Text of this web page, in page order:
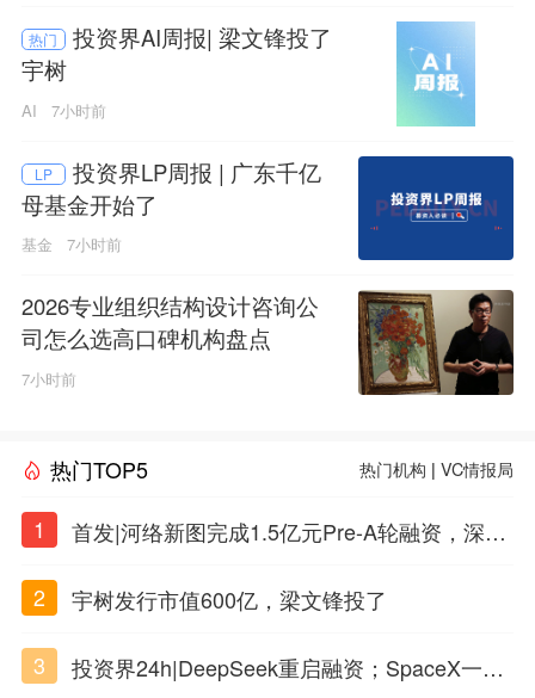
热门
投资界AI周报| 梁文锋投了
宇树
AI 7小时前
LP
投资界LP周报 | 广东千亿
母基金开始了
基金 7小时前
2026专业组织结构设计咨询公
司怎么选高口碑机构盘点
7小时前
热门TOP5 热门机构 |VC情报局
1
首发|河络新图完成1.5亿元Pre-A轮融资，深耕i
2
宇树发行市值600亿，梁文锋投了
3
投资界24h|DeepSeek重启融资；SpaceX一夜